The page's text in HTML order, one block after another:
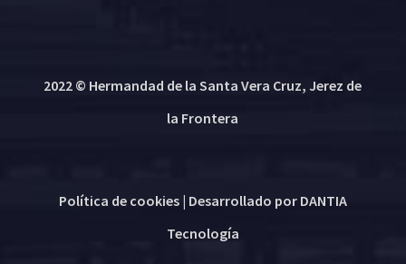
2022 © Hermandad de la Santa Vera Cruz, Jerez de
la Frontera
Política de cookies| Desarrollado por DANTIA
Tecnología